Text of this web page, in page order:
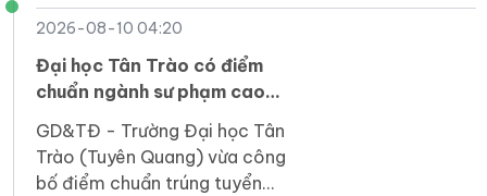
học hệ chính quy năm 2026.
2026-08-10 04:20
Đại học Tân Trào có điểm
chuẩn ngành sư phạm cao
nhất với 27,34 điểm
GD&TĐ - Trường Đại học Tân
Trào (Tuyên Quang) vừa công
bố điểm chuẩn trúng tuyển